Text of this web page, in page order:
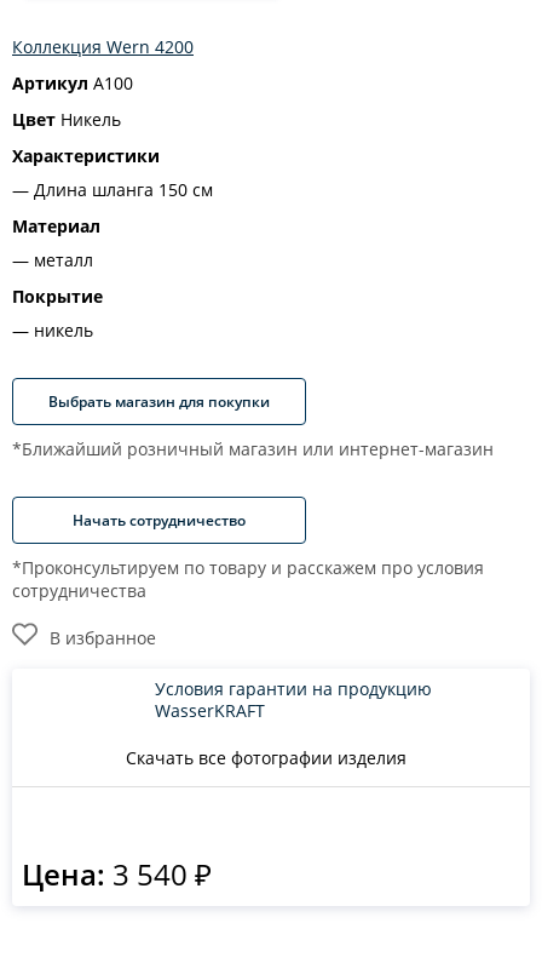
Коллекция Wern 4200
Артикул A100
Цвет Никель
Характеристики
Длина шланга 150 см
Материал
металл
Покрытие
никель
Выбрать магазин для покупки
*Ближайший розничный магазин или интернет-магазин
Начать сотрудничество
*Проконсультируем по товару и расскажем про условия
сотрудничества
В избранное
Скачать все фотографии изделия
Условия гарантии на продукцию
WasserKRAFT
Цена: 3 540 ₽